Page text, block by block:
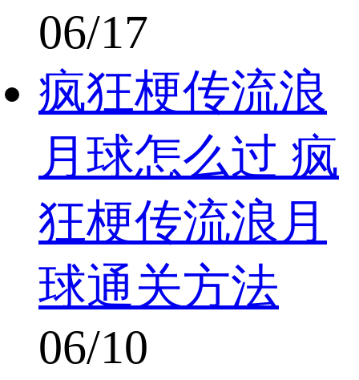
06/17
疯狂梗传流浪
月球怎么过 疯
狂梗传流浪月
球通关方法
06/10